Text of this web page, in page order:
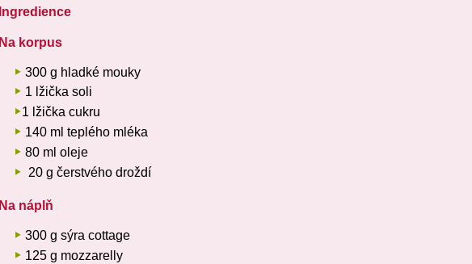
Ingredience
Na korpus
300 g hladké mouky
1 lžička soli
1 lžička cukru
140 ml teplého mléka
80 ml oleje
20 g čerstvého droždí
Na náplň
300 g sýra cottage
125 g mozzarelly